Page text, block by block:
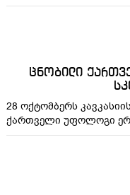
ცნობილი
28 ოქტომბერს
ქართველი უფოლოგი